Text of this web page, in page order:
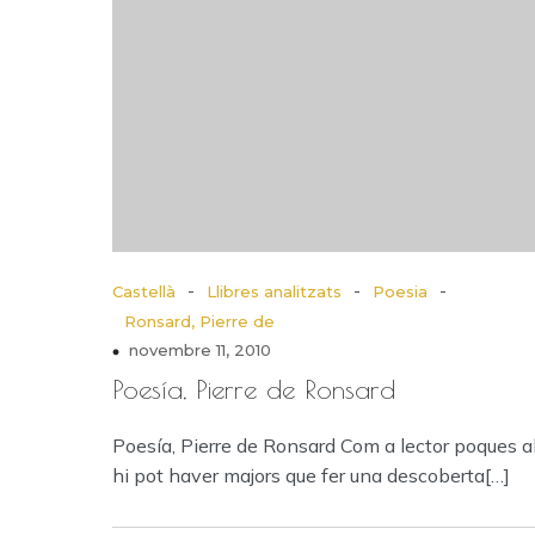
Castellà - Llibres analitzats - Poesia -
Ronsard, Pierre de
novembre 11, 2010
Poesía, Pierre de Ronsard
Poesía, Pierre de Ronsard Com a lector poques
hi pot haver majors que fer una descoberta[…]